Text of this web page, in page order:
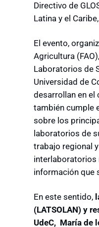
Directivo de
Latina y el
El evento,
Agricultura
Laboratorios de
Universidad de
desarrollan en el
también cumple
sobre los
laboratorios de
trabajo regional
interlaboratorios
información que
En este sentido,
(LATSOLAN) y
UdeC, María de